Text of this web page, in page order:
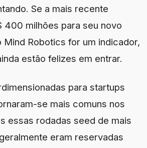
Se a mais recente
400 milhões para seu novo
Mind Robotics for um indicador,
estão felizes em entrar.
para startups
se mais comuns nos
essas rodadas seed de mais
eram reservadas